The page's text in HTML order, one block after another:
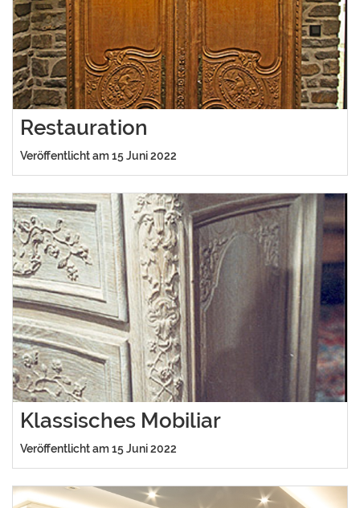
Restauration
Veröffentlicht am 15 Juni 2022
Klassisches Mobiliar
Veröffentlicht am 15 Juni 2022